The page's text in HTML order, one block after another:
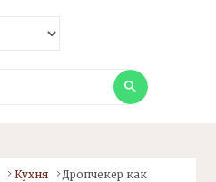
Поиск
Кухня Дропчекер как